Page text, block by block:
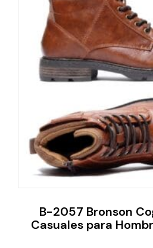
B-2057 Bronson
Casuales para